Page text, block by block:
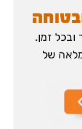
זמן.
של